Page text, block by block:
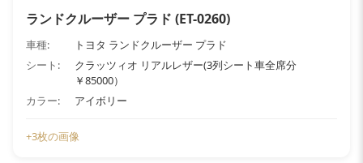
ランドクルーザー プラド (ET-0260)
車種:
トヨタ ランドクルーザー プラド
シート:
クラッツィオ リアルレザー(3列シート車全席分
￥85000）
カラー:
アイボリー
+3枚の画像